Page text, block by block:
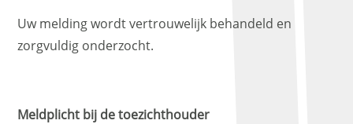
Uw melding wordt vertrouwelijk behandeld en
zorgvuldig onderzocht.
Meldplicht bij de toezichthouder